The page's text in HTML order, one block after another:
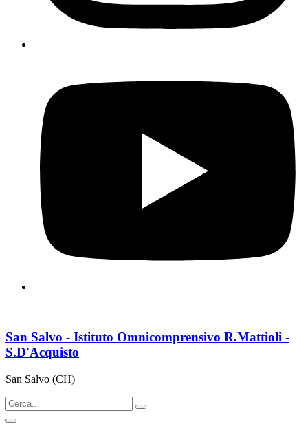
San Salvo - Istituto Omnicomprensivo R.Mattioli -
S.D'Acquisto
San Salvo (CH)